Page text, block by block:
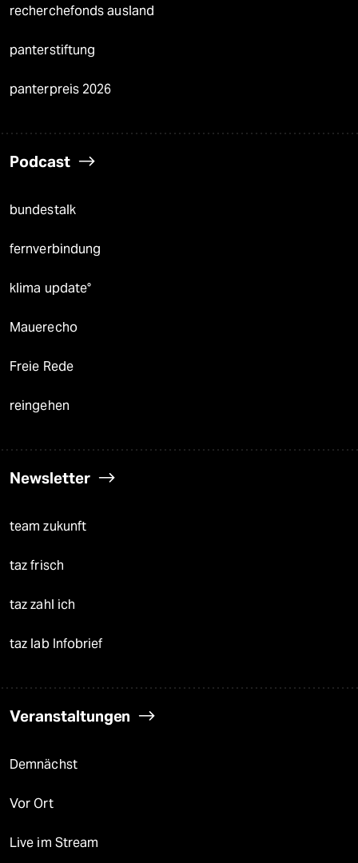
recherchefonds ausland
panterstiftung
panterpreis 2026
Podcast
bundestalk
fernverbindung
klima update°
Mauerecho
Freie Rede
reingehen
Newsletter
team zukunft
taz frisch
taz zahl ich
taz lab Infobrief
Veranstaltungen
Demnächst
Vor Ort
Live im Stream